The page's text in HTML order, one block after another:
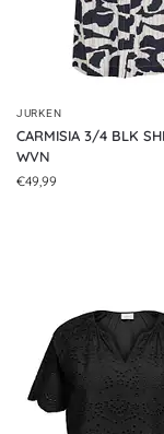
JURKEN
CARMISIA 3/4 BLK
WVN
€49,99